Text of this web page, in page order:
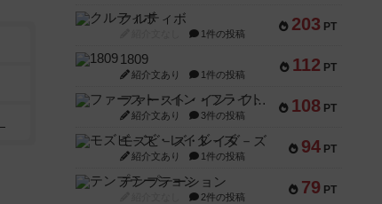
203 PT
クルティボ
1件の投稿
112 PT
1809
紹介文あり 1件の投稿
108 PT
ファースト・イン・フライト
紹介文あり 3件の投稿
94 PT
モズビ－ズ・レイダ－ズ
紹介文あり 1件の投稿
79 PT
テンプテーション
2件の投稿